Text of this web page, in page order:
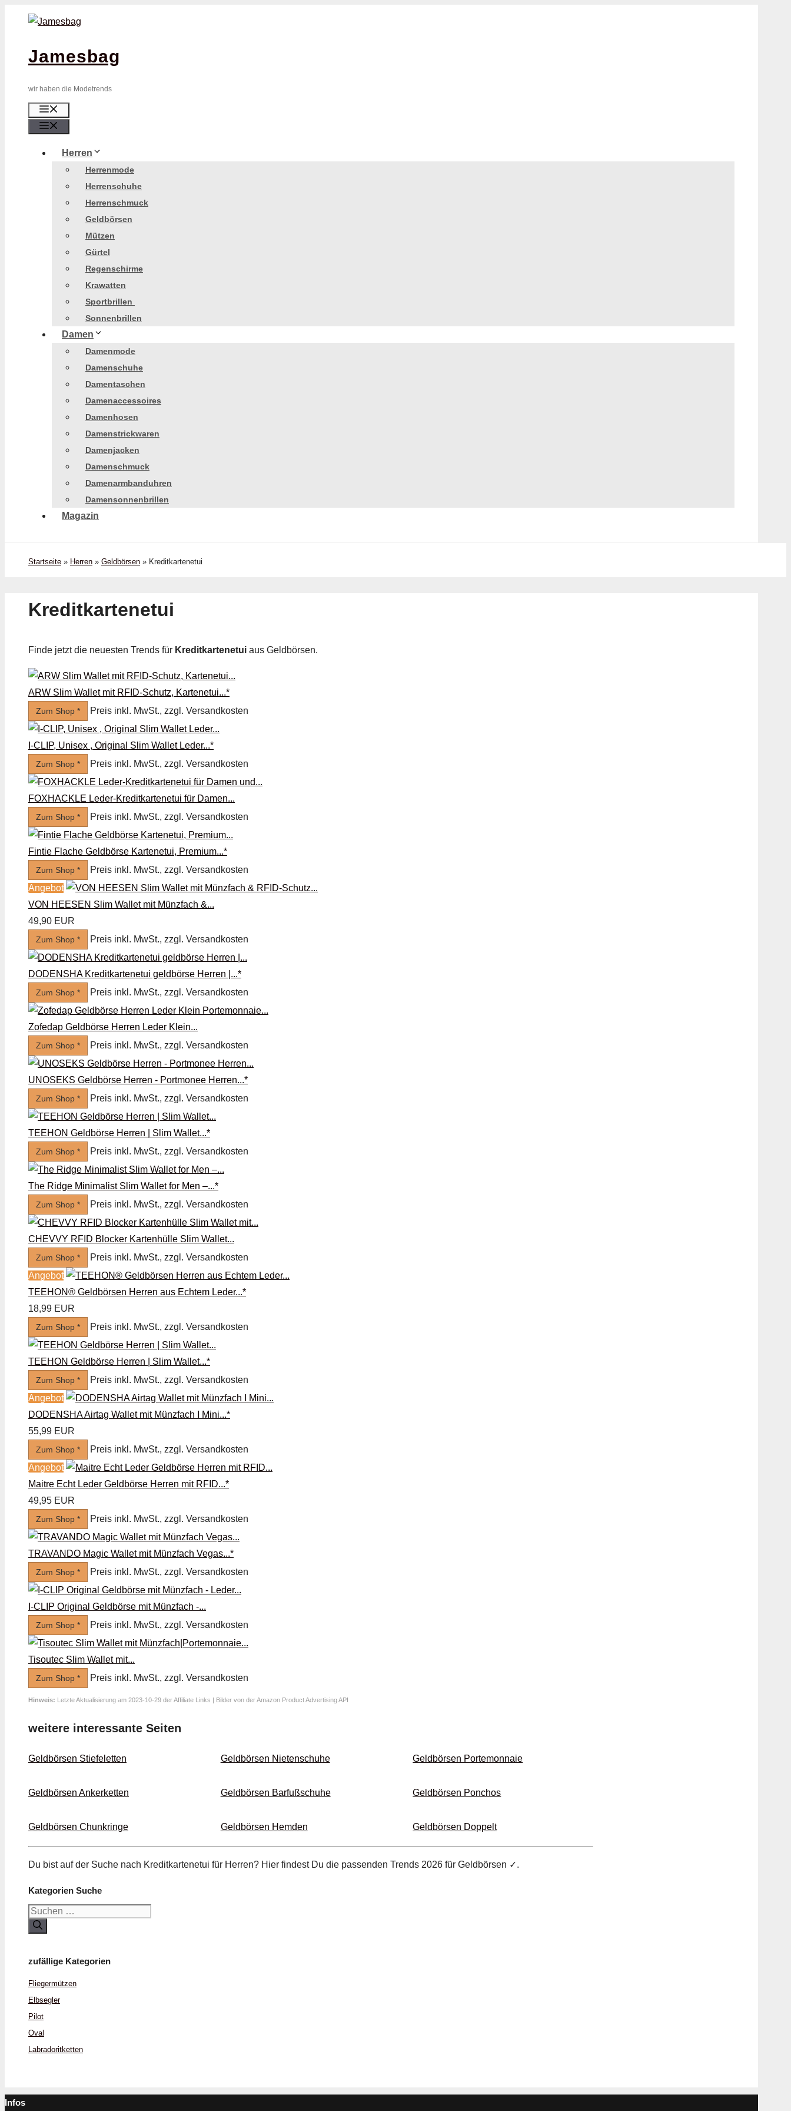
Jamesbag
wir haben die Modetrends
Herren
Herrenmode
Herrenschuhe
Herrenschmuck
Geldbörsen
Mützen
Gürtel
Regenschirme
Krawatten
Sportbrillen
Sonnenbrillen
Damen
Damenmode
Damenschuhe
Damentaschen
Damenaccessoires
Damenhosen
Damenstrickwaren
Damenjacken
Damenschmuck
Damenarmbanduhren
Damensonnenbrillen
Magazin
Startseite » Herren » Geldbörsen » Kredit­kartenetui
Kredit­kartenetui
Finde jetzt die neuesten Trends für Kredit­kartenetui aus Geldbörsen.
ARW Slim Wallet mit RFID-Schutz, Kartenetui...*
Zum Shop * Preis inkl. MwSt., zzgl. Versandkosten
I-CLIP, Unisex , Original Slim Wallet Leder...*
Zum Shop * Preis inkl. MwSt., zzgl. Versandkosten
FOXHACKLE Leder-Kreditkartenetui für Damen...
Zum Shop * Preis inkl. MwSt., zzgl. Versandkosten
Fintie Flache Geldbörse Kartenetui, Premium...*
Zum Shop *
Preis inkl. MwSt., zzgl. Versandkosten
Angebot
VON HEESEN Slim Wallet mit Münzfach &...
49,90 EUR
Zum Shop * Preis inkl. MwSt., zzgl. Versandkosten
DODENSHA Kreditkartenetui geldbörse Herren |...*
Zum Shop * Preis inkl. MwSt., zzgl. Versandkosten
Zofedap Geldbörse Herren Leder Klein...
Zum Shop * Preis inkl. MwSt., zzgl. Versandkosten
UNOSEKS Geldbörse Herren - Portmonee Herren...*
Zum Shop * Preis inkl. MwSt., zzgl. Versandkosten
TEEHON Geldbörse Herren | Slim Wallet...*
Zum Shop * Preis inkl. MwSt., zzgl. Versandkosten
The Ridge Minimalist Slim Wallet for Men –...*
Zum Shop * Preis inkl. MwSt., zzgl. Versandkosten
CHEVVY RFID Blocker Kartenhülle Slim Wallet...
Zum Shop *
Preis inkl. MwSt., zzgl. Versandkosten
Angebot
TEEHON® Geldbörsen Herren aus Echtem Leder...*
18,99 EUR
Zum Shop * Preis inkl. MwSt., zzgl. Versandkosten
TEEHON Geldbörse Herren | Slim Wallet...*
Zum Shop *
Preis inkl. MwSt., zzgl. Versandkosten
Angebot
DODENSHA Airtag Wallet mit Münzfach I Mini...*
55,99 EUR
Zum Shop *
Preis inkl. MwSt., zzgl. Versandkosten
Angebot
Maitre Echt Leder Geldbörse Herren mit RFID...*
49,95 EUR
Zum Shop * Preis inkl. MwSt., zzgl. Versandkosten
TRAVANDO Magic Wallet mit Münzfach Vegas...*
Zum Shop * Preis inkl. MwSt., zzgl. Versandkosten
I-CLIP Original Geldbörse mit Münzfach -...
Zum Shop * Preis inkl. MwSt., zzgl. Versandkosten
Tisoutec Slim Wallet mit...
Zum Shop * Preis inkl. MwSt., zzgl. Versandkosten
Hinweis: Letzte Aktualisierung am 2023-10-29 der Affiliate Links | Bilder von der Amazon Product Advertising API
weitere interessante Seiten
Geldbörsen Stiefeletten Geldbörsen Nieten­schuhe Geldbörsen Porte­monnaie
Geldbörsen Anker­ketten Geldbörsen Barfuß­schuhe Geldbörsen Ponchos
Geldbörsen Chunk­ringe Geldbörsen Hemden Geldbörsen Doppelt
Du bist auf der Suche nach Kredit­kartenetui für Herren? Hier findest Du die passenden Trends 2026 für Geldbörsen ✓.
Kategorien Suche
Suchen
nach:
zufällige Kategorien
Flieger­mützen
Elbsegler
Pilot
Oval
Labradorit­ketten
Infos